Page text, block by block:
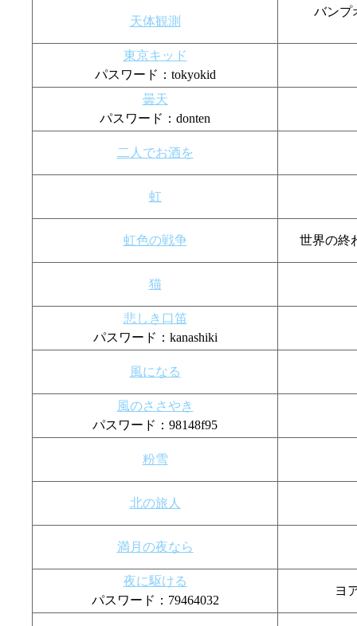
天体観測
バンプ
東京キッド
パスワード：tokyokid
曇天
パスワード：donten
二人でお酒を
虹
虹色の戦争 世界の終
猫
悲しき口笛
パスワード：kanashiki
風になる
風のささやき
パスワード：98148f95
粉雪
北の旅人
満月の夜なら
夜に駆ける
パスワード：79464032
ヨ